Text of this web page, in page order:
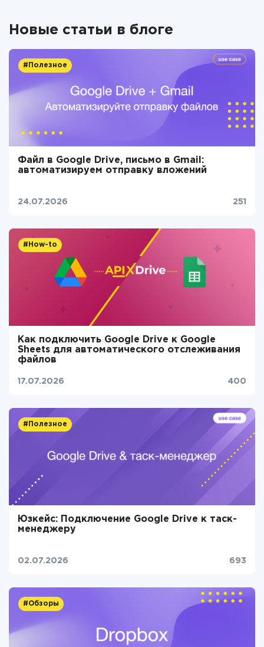
Новые статьи в блоге
#Полезное
Файл в Google Drive, письмо в Gmail:
автоматизируем отправку вложений
24.07.2026 251
#How-to
Как подключить Google Drive к Google
Sheets для автоматического отслеживания
файлов
17.07.2026 400
#Полезное
Юзкейс: Подключение Google Drive к таск-
менеджеру
02.07.2026 693
#Обзоры